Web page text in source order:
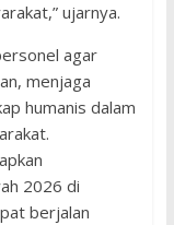
ujarnya.
agar
menjaga
humanis dalam
2026 di
berjalan